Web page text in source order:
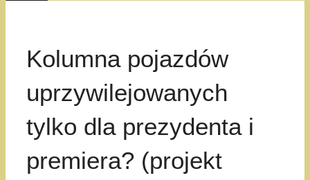
Kolumna pojazdów
uprzywilejowanych
tylko dla prezydenta i
premiera? (projekt